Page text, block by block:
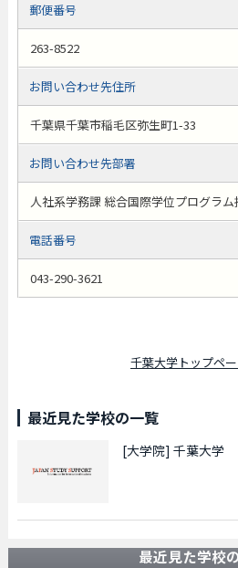
郵便番号
263-8522
お問い合わせ先住所
千葉県千葉市稲毛区弥生町1-33
お問い合わせ先部署
人社系学務課 総合国際学位プログラム
電話番号
043-290-3621
千葉大学トップペ
最近見た学校の一覧
[大学院] 千葉大学
最近見た学校